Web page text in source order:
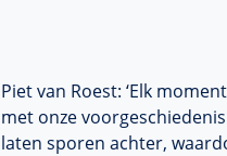
Piet van Roest: ‘Elk
met onze
laten sporen achter,